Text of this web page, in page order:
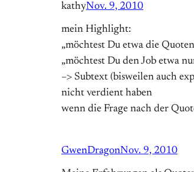
kathyNov. 9, 2010
mein Highlight:
„möchtest Du etwa die
„möchtest Du den Job etwa
–> Subtext (bisweilen auch
nicht verdient haben
wenn die Frage nach der
GwenDragonNov. 9, 2010